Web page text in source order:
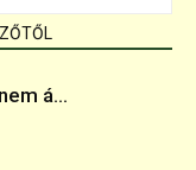
á...